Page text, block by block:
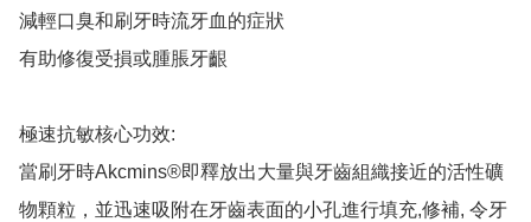
減輕口臭和刷牙時流牙血的症狀
有助修復受損或腫脹牙齦
極速抗敏核心功效:
當刷牙時Akcmins®️即釋放出大量與牙齒組織接近的活性礦
物顆粒，並迅速吸附在牙齒表面的小孔進行填充,修補, 令牙